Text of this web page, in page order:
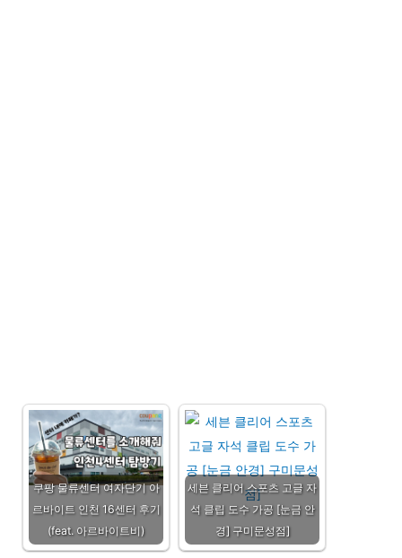
쿠팡 물류센터 여자단기 아
르바이트 인천 16센터 후기
(feat. 아르바이트비)
세븐 클리어 스포츠 고글 자
석 클립 도수 가공 [눈금 안
경] 구미문성점]